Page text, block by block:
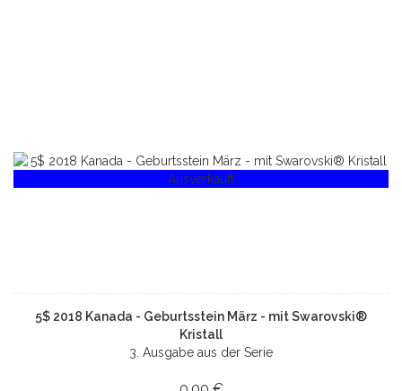
Ausverkauft
5$ 2018 Kanada - Geburtsstein März - mit Swarovski®
Kristall
3. Ausgabe aus der Serie